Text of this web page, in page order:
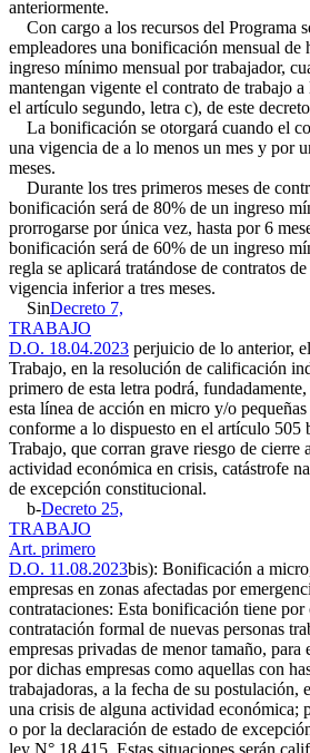
anteriormente.
Con cargo a los recursos del Programa
empleadores una bonificación mensual de
ingreso mínimo mensual por trabajador,
mantengan vigente el contrato de trabajo a
el artículo segundo, letra c), de este
La bonificación se otorgará cuando el
una vigencia de a lo menos un mes y por
meses.
Durante los tres primeros meses de
bonificación será de 80% de un ingreso
prorrogarse por única vez, hasta por 6
bonificación será de 60% de un ingreso
regla se aplicará tratándose de contratos
vigencia inferior a tres meses.
SinDecreto 7,
TRABAJO
D.O. 18.04.2023 perjuicio de lo anterior,
Trabajo, en la resolución de calificación
primero de esta letra podrá,
esta línea de acción en micro y/o
conforme a lo dispuesto en el artículo 505
Trabajo, que corran grave riesgo de cierre
actividad económica en crisis, catástrofe
de excepción constitucional.
b-Decreto 25,
TRABAJO
Art. primero
D.O. 11.08.2023bis): Bonificación a
empresas en zonas afectadas por
contrataciones: Esta bonificación tiene
contratación formal de nuevas personas
empresas privadas de menor tamaño, para
por dichas empresas como aquellas con
trabajadoras, a la fecha de su postulación,
una crisis de alguna actividad económica;
o por la declaración de estado de
ley N° 18.415. Estas situaciones serán